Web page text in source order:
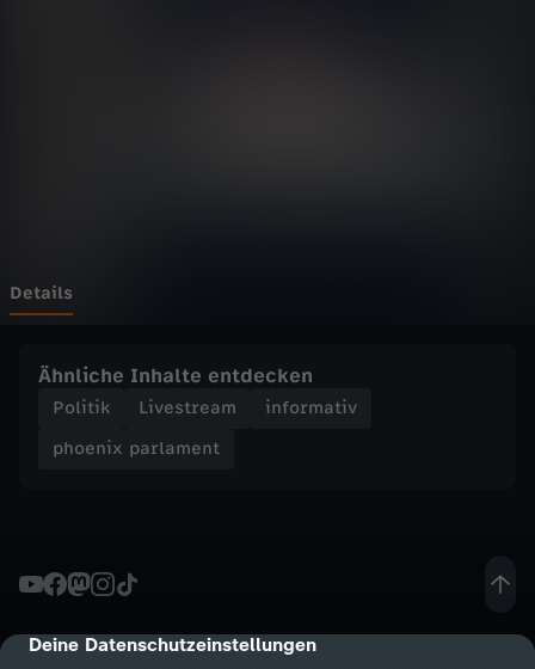
cmp-dialog-description
Deine Datenschutzeinstellungen
m
n
H
a
Details
Ähnliche Inhalte entdecken
Politik Livestream
informativ
phoenix parlament